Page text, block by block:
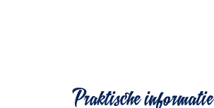
Praktische informatie